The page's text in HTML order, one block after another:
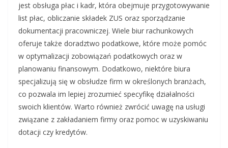
jest obsługa płac i kadr, która obejmuje przygotowywanie
list płac, obliczanie składek ZUS oraz sporządzanie
dokumentacji pracowniczej. Wiele biur rachunkowych
oferuje także doradztwo podatkowe, które może pomóc
w optymalizacji zobowiązań podatkowych oraz w
planowaniu finansowym. Dodatkowo, niektóre biura
specjalizują się w obsłudze firm w określonych branżach,
co pozwala im lepiej zrozumieć specyfikę działalności
swoich klientów. Warto również zwrócić uwagę na usługi
związane z zakładaniem firmy oraz pomoc w uzyskiwaniu
dotacji czy kredytów.